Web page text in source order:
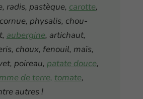
radis, pastèque, carotte,
physalis, chou-
aubergine, artichaut,
choux, fenouil, maïs,
poireau, patate douce,
de terre, tomate,
autres !